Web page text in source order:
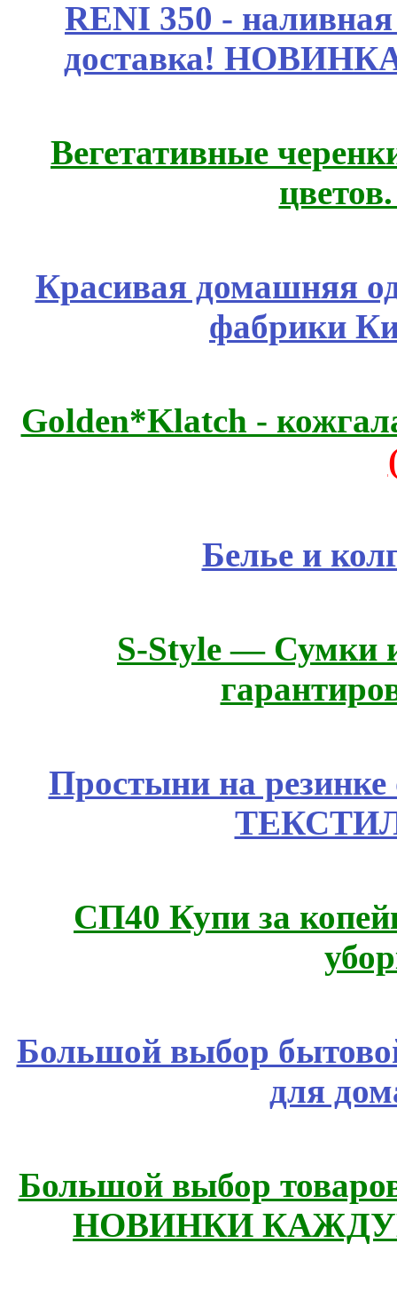
RENI 350 -
доставка!
Вегетативные
Красивая домашняя
фабрики
Golden*Klatch -
Белье и
S-Style — Сумки
Простыни на
СП40 Купи за
Большой выбор
для
Большой выбор
НОВИНКИ